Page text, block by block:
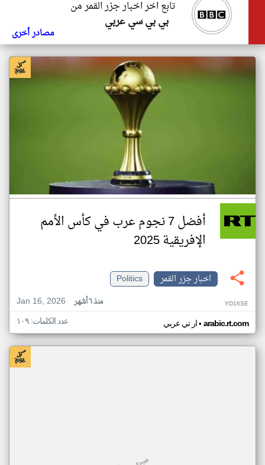
تابع اخر اخبار جزر القمر من
بي بي سي عربي
مصادر أخرى
أفضل 7 نجوم عرب في كأس الأمم
الإفريقية 2025
اخبار جزر القمر
Politics
Jan 16, 2026
منذ ٦ أشهر YD16SE
ار تي عربي• arabic.rt.com عدد الكلمات: ١٠٩